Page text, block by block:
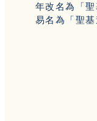
年改名為「
易名為「聖基